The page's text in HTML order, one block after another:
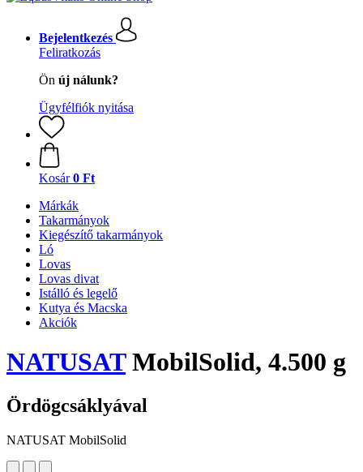
Bejelentkezés
Feliratkozás
Ön új nálunk?
Ügyfélfiók nyitása
Kosár 0 Ft
Márkák
Takarmányok
Kiegészítő takarmányok
Ló
Lovas
Lovas divat
Istálló és legelő
Kutya és Macska
Akciók
NATUSATMobilSolid, 4.500 g
Ördögcsáklyával
NATUSAT MobilSolid